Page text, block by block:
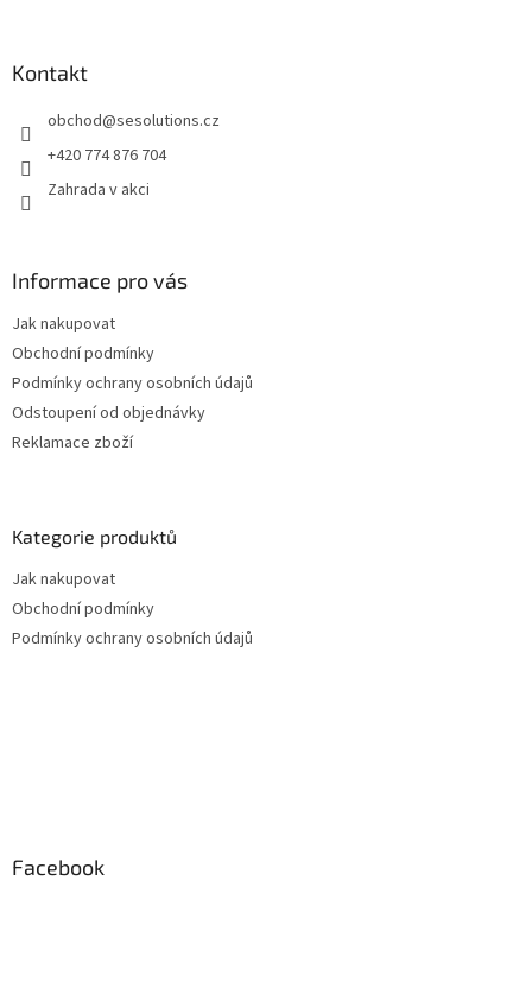
Kontakt
obchod@sesolutions.cz
+420 774 876 704
Zahrada v akci
Informace pro vás
Jak nakupovat
Obchodní podmínky
Podmínky ochrany osobních údajů
Odstoupení od objednávky
Reklamace zboží
Kategorie produktů
Jak nakupovat
Obchodní podmínky
Podmínky ochrany osobních údajů
Facebook